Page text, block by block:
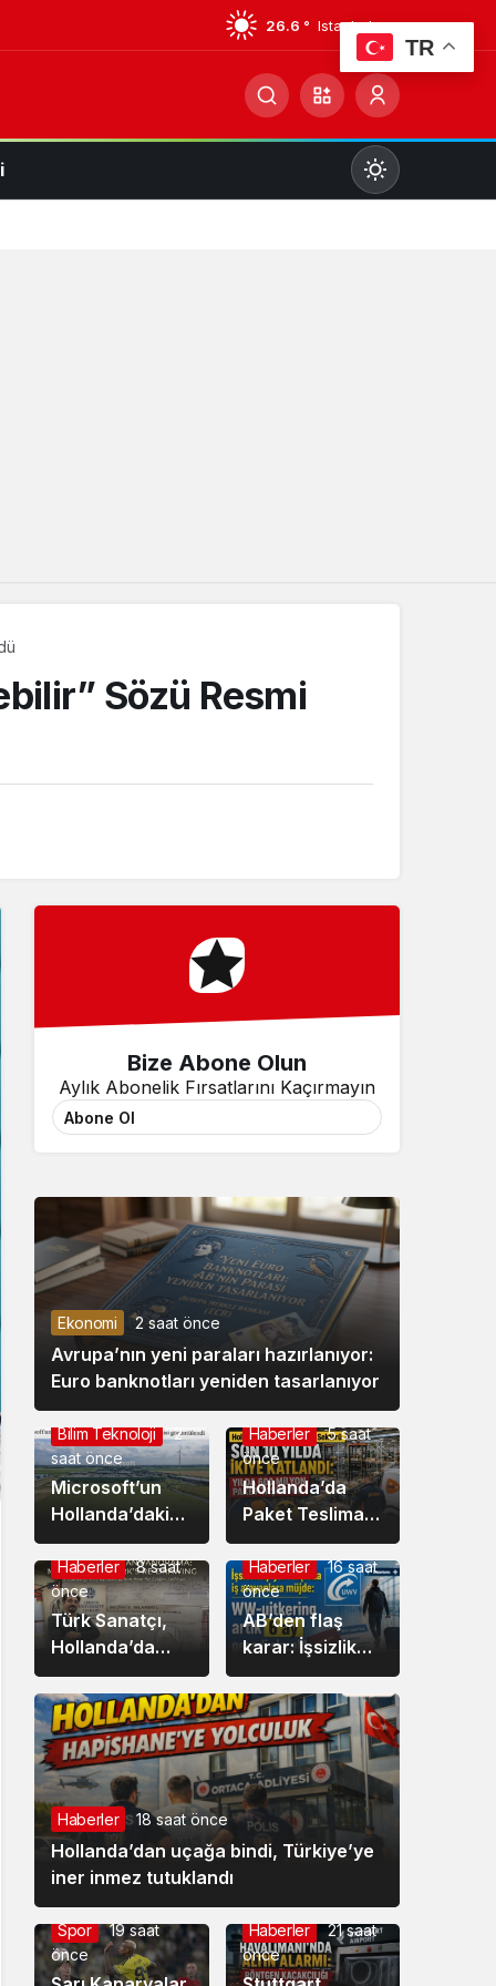
26.6 ° Istanbul
Mod
değiştir
Sözü Resmi
Bize Abone Olun
Aylık Abonelik Fırsatlarını Kaçırmayın
Abone Ol
Ekonomi 2 saat önce
Avrupa’nın yeni paraları hazırlanıyor:
Euro banknotları yeniden tasarlanıyor
Bilim Teknoloji
2
saat önce
Microsoft’un
Hollanda’daki
bilgi tarlası dron
ile görüntülendi
Haberler
5 saat
önce
Hollanda’da
Paket Teslimat
Sektörü Son 10
Yılda İkiye
Katlandı: Yılda
600 Milyon
Paket Taşınıyor
Haberler
8 saat
önce
Türk Sanatçı,
Hollanda’da
sergilenen
Danimarkalı
ressam
Lorck’un
İstanbul
Panoraması’nı
Millileştirdi
Haberler
16 saat
önce
AB’den flaş
karar: İşsizlik
maaşını yurt
dışına taşıma
süresi iki katına
çıkıyor
Haberler 18 saat önce
Hollanda’dan uçağa bindi, Türkiye’ye
iner inmez tutuklandı
Spor
19 saat
önce
Haberler
21 saat
önce
TR